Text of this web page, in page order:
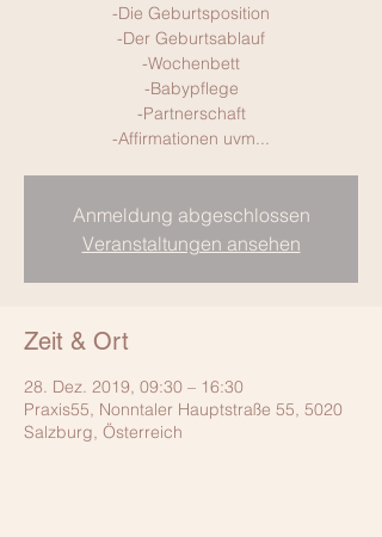
-Die Geburtsposition
-Der Geburtsablauf
-Wochenbett
-Babypflege
-Partnerschaft
-Affirmationen uvm...
Anmeldung abgeschlossen
Veranstaltungen ansehen
Zeit & Ort
28. Dez. 2019, 09:30 – 16:30
Praxis55, Nonntaler Hauptstraße 55, 5020
Salzburg, Österreich